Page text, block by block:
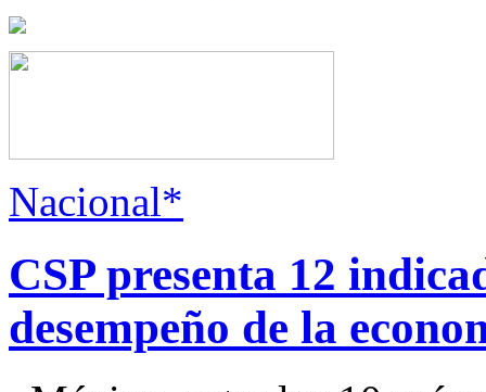
Nacional*
CSP presenta 12
desempeño de la